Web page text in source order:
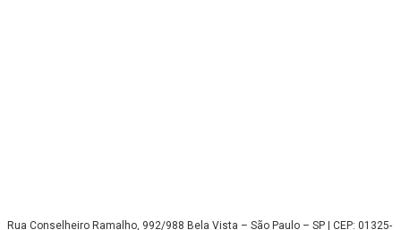
Rua Conselheiro Ramalho, 992/988 Bela Vista – São Paulo – SP | CEP: 01325-